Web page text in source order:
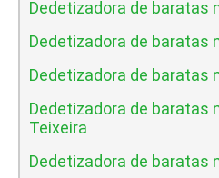
Dedetizadora de baratas
Dedetizadora de baratas
Dedetizadora de baratas
Dedetizadora de baratas
Teixeira
Dedetizadora de baratas